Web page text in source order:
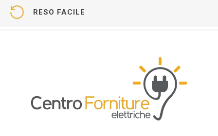
RESO FACILE